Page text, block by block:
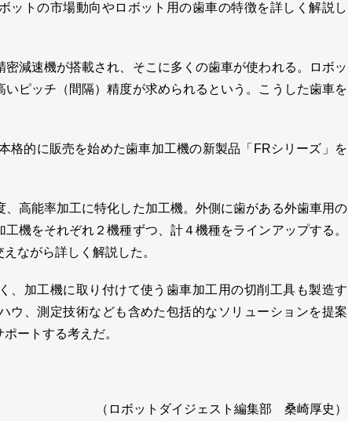
トの市場動向やロボット用の歯車の特徴を詳しく解説し
減速機が搭載され、そこに多くの歯車が使われる。ロボッ
いピッチ（間隔）精度が求められるという。こうした歯車を
的に販売を始めた歯車加工機の新製品「FRシリーズ」を
高能率加工に特化した加工機。外側に歯がある外歯車用の
機をそれぞれ２機種ずつ、計４機種をラインアップする。
ながら詳しく解説した。
加工機に取り付けて使う歯車加工用の切削工具も製造す
ウ、測定技術なども含めた包括的なソリューションを提案
ートする考えだ。
（ロボットダイジェスト編集部 桑崎厚史）